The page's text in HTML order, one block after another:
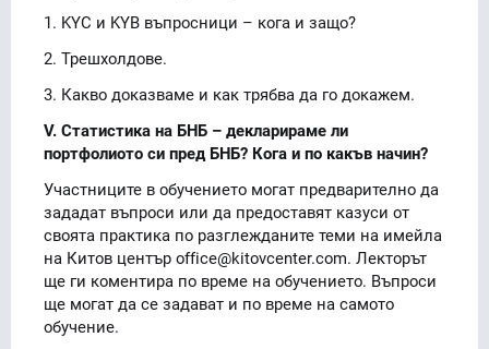
1. KYC и KYB въпросници – кога и защо?
2. Трешхолдове.
3. Какво доказваме и как трябва да го докажем.
V. Статистика на БНБ – декларираме ли
портфолиото си пред БНБ? Кога и по какъв начин?
Участниците в обучението могат предварително да
зададат въпроси или да предоставят казуси от
своята практика по разглежданите теми на имейла
на Китов център office@kitovcenter.com. Лекторът
ще ги коментира по време на обучението. Въпроси
ще могат да се задават и по време на самото
обучение.